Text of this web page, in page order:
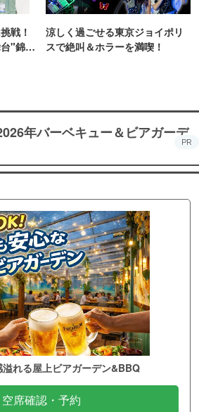
戦！
"錦糸
涼しく過ごせる東京ジョイポリ
スで絶叫＆ホラーを満喫！
年バーベキュー＆ビアガーデ
PR
れる屋上ビアガーデン&BBQ
空席確認・予約